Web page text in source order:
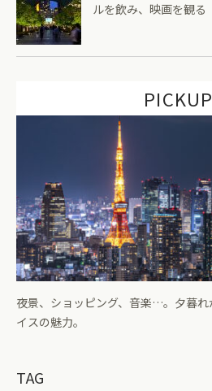
ルを飲み、映画を観る
夜景、ショッピング、音楽…。夕暮
イスの魅力。
TAG